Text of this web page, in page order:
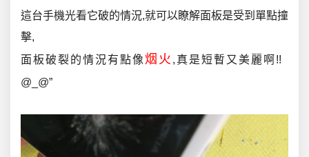
這台手機光看它破的情況,就可以瞭解面板是受到單點撞
擊,
面板破裂的情況有點像烟火 ,真是短暫又美麗啊!!
@_@”